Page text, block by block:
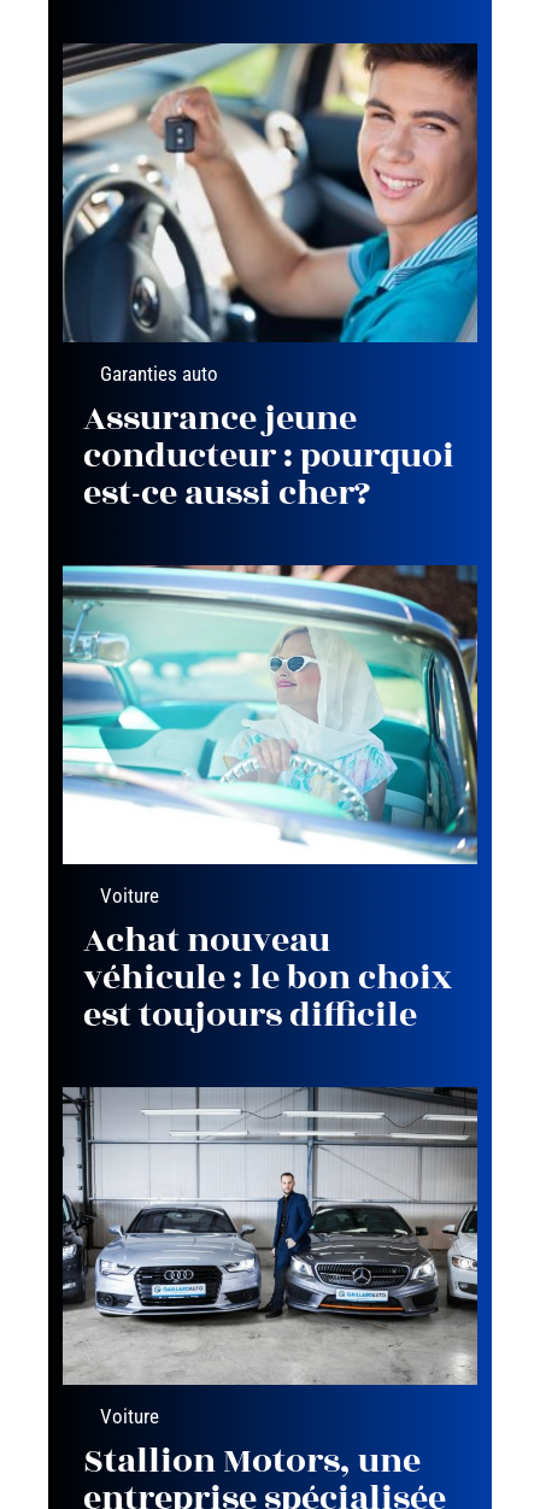
Garanties auto
Assurance jeune
conducteur : pourquoi
est-ce aussi cher?
Voiture
Achat nouveau
véhicule : le bon choix
est toujours difficile
Voiture
Stallion Motors, une